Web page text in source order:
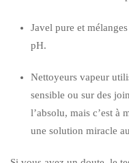
Javel pure et
pH.
Nettoyeurs vapeur
sensible ou sur des
l’absolu, mais c’est à
une solution miracle